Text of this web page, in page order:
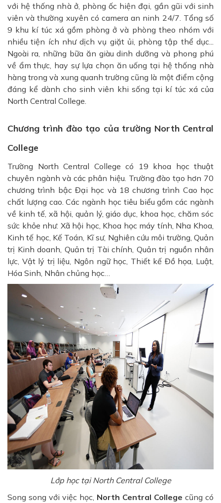
với hệ thống nhà ở, phòng ốc hiện đại, gần gũi với sinh
viên và thường xuyên có camera an ninh 24/7. Tổng số
9 khu kí túc xá gồm phòng ở và phòng theo nhóm với
nhiều tiện ích như dịch vụ giặt ủi, phòng tập thể dục...
Ngoài ra, những bữa ăn giàu dinh dưỡng và phong phú
về ẩm thực, hay sự lựa chọn ăn uống tại hệ thống nhà
hàng trong và xung quanh trường cũng là một điểm cộng
đáng kể dành cho sinh viên khi sống tại kí túc xá của
North Central College.
Chương trình đào tạo của trường North Central
College
Trường North Central College có 19 khoa học thuật
chuyên ngành và các phân hiệu. Trường đào tạo hơn 70
chương trình bậc Đại học và 18 chương trình Cao học
chất lượng cao. Các ngành học tiêu biểu gồm các ngành
về kinh tế, xã hội, quản lý, giáo dục, khoa học, chăm sóc
sức khỏe như: Xã hội học, Khoa học máy tính, Nha Khoa,
Kinh tế học, Kế Toán, Kĩ sư, Nghiên cứu môi trường, Quản
trị Kinh doanh, Quản trị Tài chính, Quản trị nguồn nhân
lực, Vật lý trị liệu, Ngôn ngữ học, Thiết kế Đồ họa, Luật,
Hóa Sinh, Nhân chủng học…
Lớp học tại North Central College
Song song với việc học, North Central College cũng có